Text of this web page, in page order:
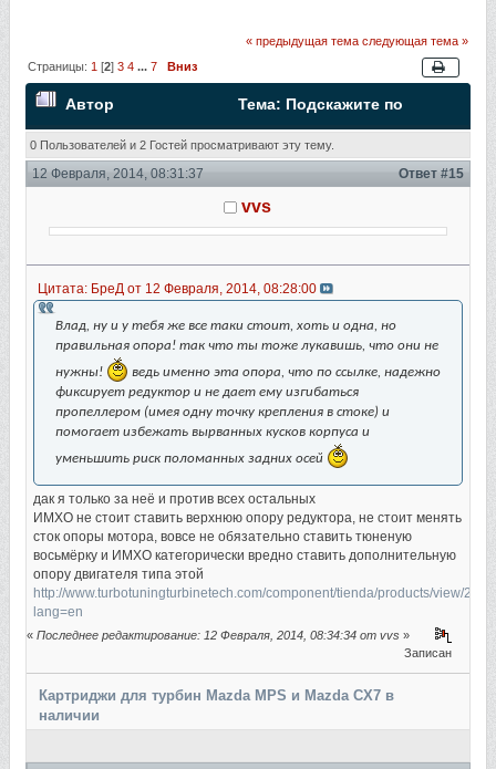
« предыдущая тема следующая тема »
Страницы: 1 [2]3 4 ...7 Вниз
Автор Тема: Подскажите по
тюнингу 6 mps (Прочитано 73210 раз)
0 Пользователей и 2 Гостей просматривают эту тему.
12 Февраля, 2014, 08:31:37 Ответ #15
vvs
Цитата: БреД от 12 Февраля, 2014, 08:28:00
Влад, ну и у тебя же все таки стоит, хоть и одна, но
правильная опора! так что ты тоже лукавишь, что они не
нужны!
ведь именно эта опора, что по ссылке, надежно
фиксирует редуктор и не дает ему изгибаться
пропеллером (имея одну точку крепления в стоке) и
помогает избежать вырванных кусков корпуса и
уменьшить риск поломанных задних осей
дак я только за неё и против всех остальных
ИМХО не стоит ставить верхнюю опору редуктора, не стоит менять
сток опоры мотора, вовсе не обязательно ставить тюненую
восьмёрку и ИМХО категорически вредно ставить дополнительную
опору двигателя типа этой
http://www.turbotuningturbinetech.com/component/tienda/products/view/22?
lang=en
«Последнее редактирование: 12 Февраля, 2014, 08:34:34 от vvs »
Записан
Картриджи для турбин Mazda MPS и Mazda CX7 в
наличии